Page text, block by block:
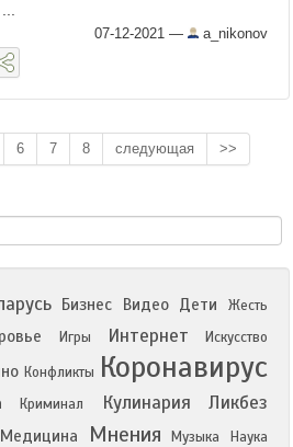
07-12-2021 — a_nikonov
6 7 8 следующая >>
Бизнес Видео Дети
Жесть
Игры Интернет Искусство
Конфликты Коронавирус
Криминал Кулинария Ликбез
Медицина Мнения Музыка Наука